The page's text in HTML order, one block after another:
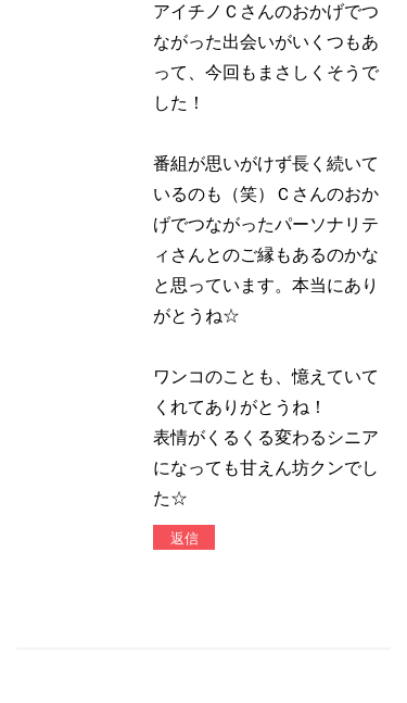
アイチノＣさんのおかげでつ
ながった出会いがいくつもあ
って、今回もまさしくそうで
した！
番組が思いがけず長く続いて
いるのも（笑）Ｃさんのおか
げでつながったパーソナリテ
ィさんとのご縁もあるのかな
と思っています。本当にあり
がとうね☆
ワンコのことも、憶えていて
くれてありがとうね！
表情がくるくる変わるシニア
になっても甘えん坊クンでし
た☆
返信